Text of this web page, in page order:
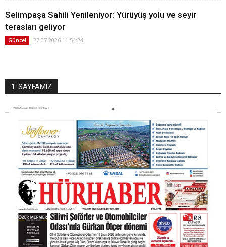
Selimpaşa Sahili Yenileniyor: Yürüyüş yolu ve seyir
terasları geliyor
Güncel 27.07.2026 11:54:24
1. SAYFAMIZ